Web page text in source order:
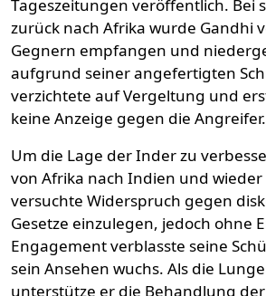
Tageszeitungen veröffentlich. Bei
zurück nach Afrika wurde Gandhi
Gegnern empfangen und
aufgrund seiner angefertigten
verzichtete auf Vergeltung und
keine Anzeige gegen die Angreifer.
Um die Lage der Inder zu
von Afrika nach Indien und wieder
versuchte Widerspruch gegen
Gesetze einzulegen, jedoch ohne
Engagement verblasste seine
sein Ansehen wuchs. Als die
unterstütze er die Behandlung